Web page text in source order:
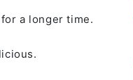
a longer time.